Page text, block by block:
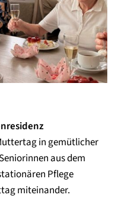
in gemütlicher
aus dem
Pflege
miteinander.